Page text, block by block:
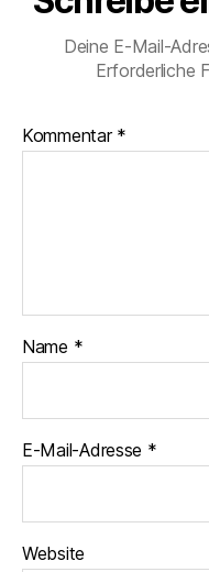
Deine E-Mail-
Erforderliche
Kommentar *
Name *
E-Mail-Adresse *
Website